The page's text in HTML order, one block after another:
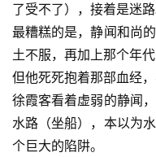
了受不了），接着是迷路
最糟糕的是，静闻和尚
土不服，再加上那个年
但他死死抱着那部血经
徐霞客看着虚弱的静闻
水路（坐船），本以为
个巨大的陷阱。